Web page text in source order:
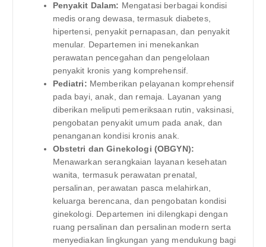
Penyakit Dalam: Mengatasi berbagai kondisi
medis orang dewasa, termasuk diabetes,
hipertensi, penyakit pernapasan, dan penyakit
menular. Departemen ini menekankan
perawatan pencegahan dan pengelolaan
penyakit kronis yang komprehensif.
Pediatri: Memberikan pelayanan komprehensif
pada bayi, anak, dan remaja. Layanan yang
diberikan meliputi pemeriksaan rutin, vaksinasi,
pengobatan penyakit umum pada anak, dan
penanganan kondisi kronis anak.
Obstetri dan Ginekologi (OBGYN):
Menawarkan serangkaian layanan kesehatan
wanita, termasuk perawatan prenatal,
persalinan, perawatan pasca melahirkan,
keluarga berencana, dan pengobatan kondisi
ginekologi. Departemen ini dilengkapi dengan
ruang persalinan dan persalinan modern serta
menyediakan lingkungan yang mendukung bagi